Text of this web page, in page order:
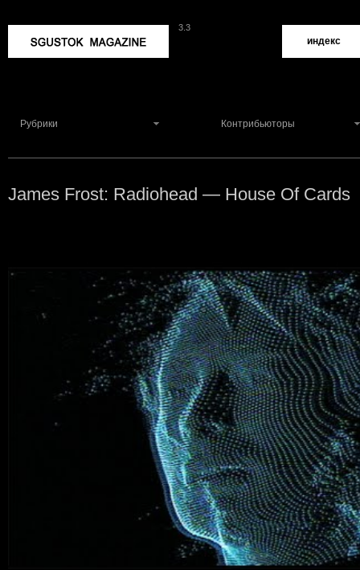
3.3
индекс
Рубрики Контрибьюторы
James Frost: Radiohead — House Of Cards